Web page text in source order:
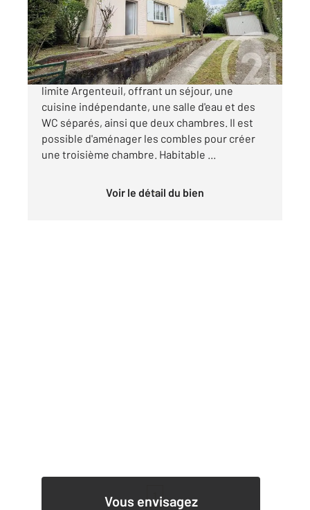
Maison à vendre
265 000 €
Maison de 58 m² située à Épinay-sur-Seine,
limite Argenteuil, offrant un séjour, une
cuisine indépendante, une salle d'eau et des
WC séparés, ainsi que deux chambres. Il est
possible d'aménager les combles pour créer
une troisième chambre. Habitable ...
Voir le détail du bien
Vous envisagez